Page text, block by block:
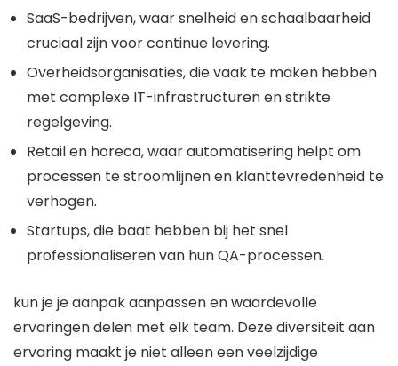
SaaS-bedrijven, waar snelheid en schaalbaarheid
cruciaal zijn voor continue levering.
Overheidsorganisaties, die vaak te maken hebben
met complexe IT-infrastructuren en strikte
regelgeving.
Retail en horeca, waar automatisering helpt om
processen te stroomlijnen en klanttevredenheid te
verhogen.
Startups, die baat hebben bij het snel
professionaliseren van hun QA-processen.
kun je je aanpak aanpassen en waardevolle
ervaringen delen met elk team. Deze diversiteit aan
ervaring maakt je niet alleen een veelzijdige